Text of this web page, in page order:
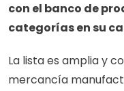
con el banco de
categorías en su
La lista es amplia y
mercancía